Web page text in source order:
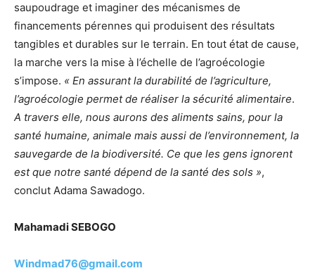
saupoudrage et imaginer des mécanismes de
financements pérennes qui produisent des résultats
tangibles et durables sur le terrain. En tout état de cause,
la marche vers la mise à l’échelle de l’agroécologie
s’impose. « En assurant la durabilité de l’agriculture,
l’agroécologie permet de réaliser la sécurité alimentaire.
A travers elle, nous aurons des aliments sains, pour la
santé humaine, animale mais aussi de l’environnement, la
sauvegarde de la biodiversité. Ce que les gens ignorent
est que notre santé dépend de la santé des sols »,
conclut Adama Sawadogo.
Mahamadi SEBOGO
Windmad76@gmail.com